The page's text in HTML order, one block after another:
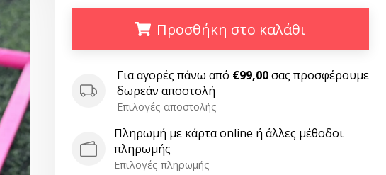
Προσθήκη στο καλάθι
...
Για αγορές πάνω από €99,00σας προσφέρουμε
δωρεάν αποστολή
Επιλογές αποστολής
Πληρωμή με κάρτα online ή άλλες μέθοδοι
πληρωμής
Επιλογές πληρωμής